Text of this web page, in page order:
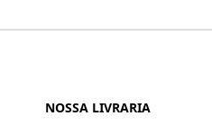
NOSSA LIVRARIA